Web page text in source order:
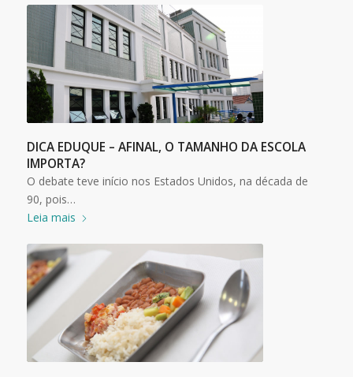
DICA EDUQUE – AFINAL, O TAMANHO DA ESCOLA
IMPORTA?
O debate teve início nos Estados Unidos, na década de
90, pois…
Leia mais